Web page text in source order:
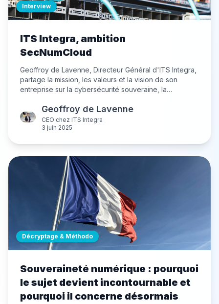
Interview
ITS Integra, ambition
SecNumCloud
Geoffroy de Lavenne, Directeur Général d'ITS Integra,
partage la mission, les valeurs et la vision de son
entreprise sur la cybersécurité souveraine, la
de l'accompagnement client dans un secteur en pleine
mutation.
Geoffroy de Lavenne
CEO chez ITS Integra
3 juin 2025
Décryptage & Méthodo
Souveraineté numérique : pourquoi
le sujet devient incontournable et
pourquoi il concerne désormais